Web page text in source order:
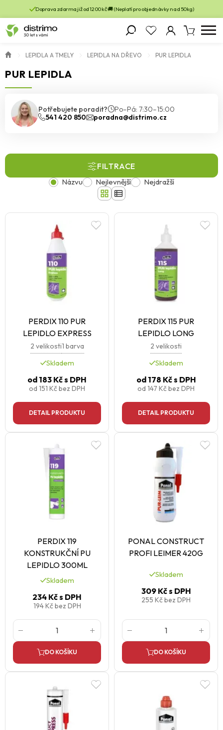
Doprava zdarma již od 1200 kč 🚚 (Neplatí pro objednávky nad 50kg)
LEPIDLA A TMELY LEPIDLA NA DŘEVO PUR LEPIDLA
PUR LEPIDLA
Potřebujete poradit?
Po–Pá: 7:30–15:00
541 420 850
poradna@distrimo.cz
FILTRACE
Názvu Nejlevnější Nejdražší
PERDIX 110 PUR
LEPIDLO EXPRESS
2 velikosti1 barva
Skladem
od 183 Kčs DPH
od 151 Kčbez DPH
DETAIL PRODUKTU
PERDIX 115 PUR
LEPIDLO LONG
2 velikosti
Skladem
od178 Kčs DPH
od 147 Kčbez DPH
DETAIL PRODUKTU
PERDIX 119
KONSTRUKČNÍ PU
LEPIDLO 300ML
Skladem
234 Kčs DPH
194 Kčbez DPH
DO KOŠÍKU
PONAL CONSTRUCT
PROFI LEIMER 420G
Skladem
309 Kčs DPH
255 Kčbez DPH
DO KOŠÍKU